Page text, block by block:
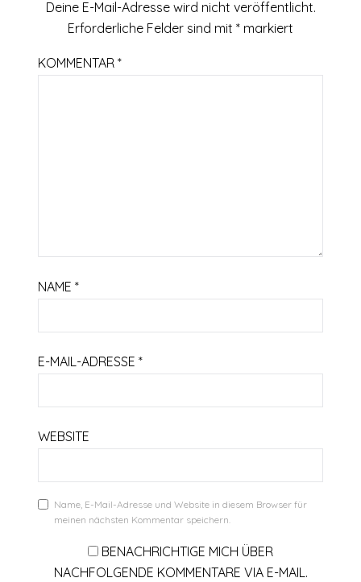
Deine E-Mail-Adresse wird nicht veröffentlicht.
Erforderliche Felder sind mit * markiert
KOMMENTAR*
NAME*
E-MAIL-ADRESSE*
WEBSITE
Name, E-Mail-Adresse und Website in diesem Browser für
meinen nächsten Kommentar speichern.
BENACHRICHTIGE MICH ÜBER
NACHFOLGENDE KOMMENTARE VIA E-MAIL.